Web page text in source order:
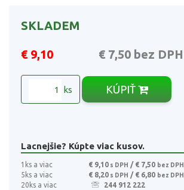
SKLADEM
€ 9,10 € 7,50 bez DPH
ks KÚPIŤ
Lacnejšie? Kúpte viac kusov.
1ks a viac € 9,10 s DPH / € 7,50 bez DPH
5ks a viac
€ 8,20 s DPH / € 6,80 bez DPH
20ks a viac
244 912 222